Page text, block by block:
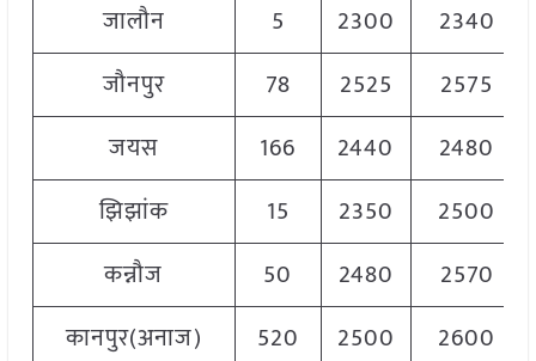
जालौन
5 2300
2340
जौनपुर
78 2525
2575
जयस
166 2440
2480
झिझांक
15 2350
2500
कन्नौज
50 2480
2570
कानपुर(अनाज)
520 2500
2600